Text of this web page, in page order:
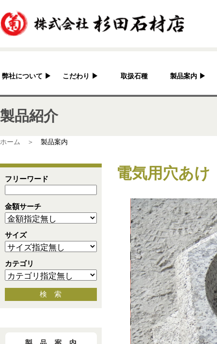
弊社について ▶
杉田石材店とは？
会社概要
こだわり ▶
加工へのこだわり
取扱石種 製品案内 ▶
灯篭
骨董
その他
製品紹介
ホーム ＞ 製品案内
フリーワード
金額サーチ
サイズ
カテゴリ
検 索
電気用穴あけ